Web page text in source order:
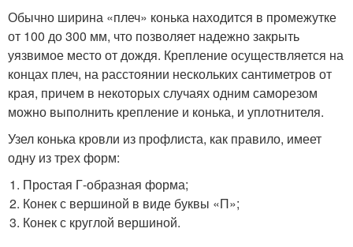
Обычно ширина «плеч» конька находится в промежутке
от 100 до 300 мм, что позволяет надежно закрыть
уязвимое место от дождя. Крепление осуществляется на
концах плеч, на расстоянии нескольких сантиметров от
края, причем в некоторых случаях одним саморезом
можно выполнить крепление и конька, и уплотнителя.
Узел конька кровли из профлиста, как правило, имеет
одну из трех форм:
Простая Г-образная форма;
Конек с вершиной в виде буквы «П»;
Конек с круглой вершиной.